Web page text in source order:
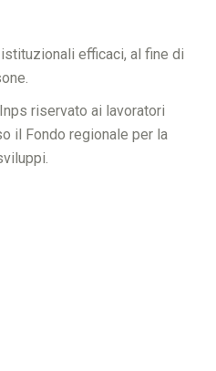
efficaci, al fine di
riservato ai lavoratori
il Fondo regionale per la